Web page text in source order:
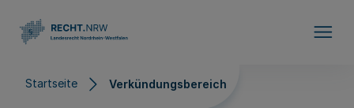
Startseite Verkündungsbereich